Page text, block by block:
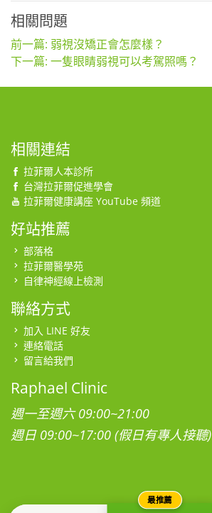
相關問題
前一篇: 弱視沒矯正會怎麼樣？
下一篇: 一隻眼睛弱視可以考駕照嗎？
相關連結
拉菲爾人本診所
台灣拉菲爾促進學會
拉菲爾健康講座 YouTube 頻道
好站推薦
部落格
拉菲爾醫學苑
自律神經線上檢測
聯絡方式
加入 LINE 好友
連絡電話
留言給我們
Raphael Clinic
週一至週六 09:00~21:00
週日 09:00~17:00 (假日有專人接聽)
最推薦